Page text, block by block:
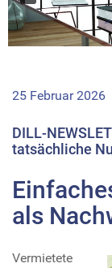
25 Februar 2026
DILL-
tatsächliche
als
Vermietete